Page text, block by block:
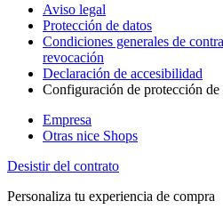
Aviso legal
Protección de datos
Condiciones generales de
revocación
Declaración de accesibilidad
Configuración de protección de
Empresa
Otras nice Shops
Desistir del contrato
Personaliza tu experiencia de compra